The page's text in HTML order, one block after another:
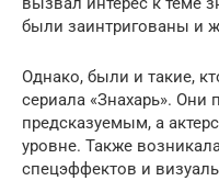
были заинтригованы и
Однако, были и такие,
сериала «Знахарь». Они
предсказуемым, а
уровне. Также
спецэффектов и